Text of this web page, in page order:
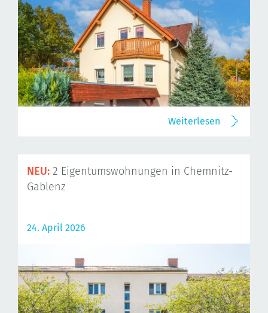
Weiterlesen
NEU: 2 Eigentumswohnungen in Chemnitz-
Gablenz
24. April 2026